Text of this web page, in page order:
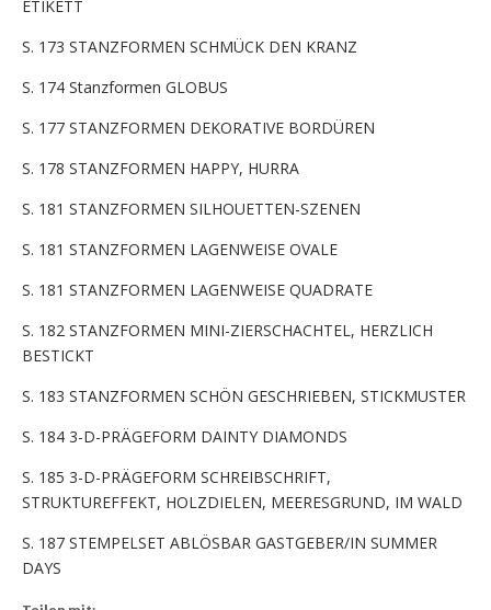
ETIKETT
S. 173 STANZFORMEN SCHMÜCK DEN KRANZ
S. 174 Stanzformen GLOBUS
S. 177 STANZFORMEN DEKORATIVE BORDÜREN
S. 178 STANZFORMEN HAPPY, HURRA
S. 181 STANZFORMEN SILHOUETTEN-SZENEN
S. 181 STANZFORMEN LAGENWEISE OVALE
S. 181 STANZFORMEN LAGENWEISE QUADRATE
S. 182 STANZFORMEN MINI-ZIERSCHACHTEL, HERZLICH
BESTICKT
S. 183 STANZFORMEN SCHÖN GESCHRIEBEN, STICKMUSTER
S. 184 3-D-PRÄGEFORM DAINTY DIAMONDS
S. 185 3-D-PRÄGEFORM SCHREIBSCHRIFT,
STRUKTUREFFEKT, HOLZDIELEN, MEERESGRUND, IM WALD
S. 187 STEMPELSET ABLÖSBAR GASTGEBER/IN SUMMER
DAYS